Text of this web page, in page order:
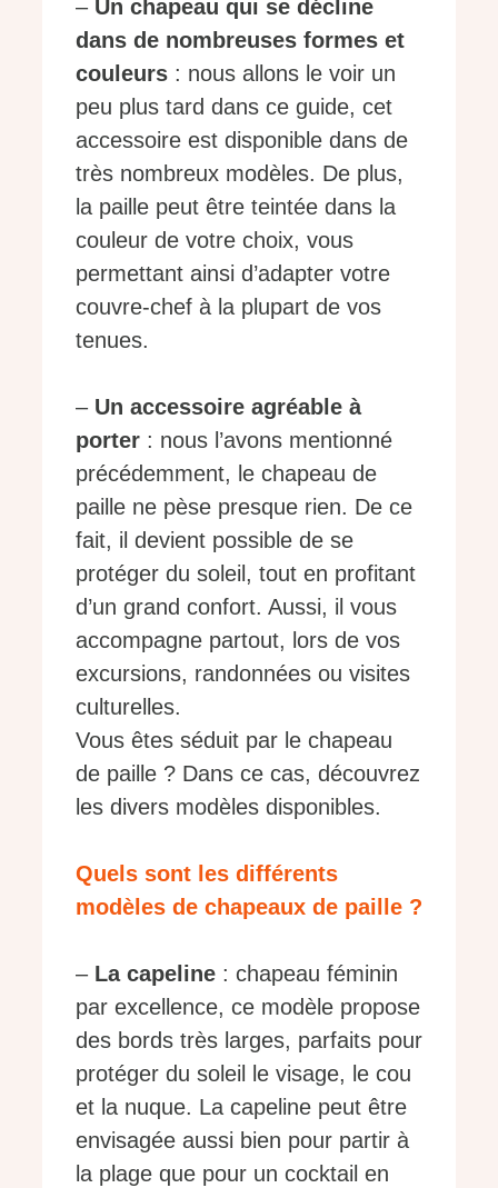
– Un chapeau qui se décline
dans de nombreuses formes et
couleurs : nous allons le voir un
peu plus tard dans ce guide, cet
accessoire est disponible dans de
très nombreux modèles. De plus,
la paille peut être teintée dans la
couleur de votre choix, vous
permettant ainsi d’adapter votre
couvre-chef à la plupart de vos
tenues.
– Un accessoire agréable à
porter : nous l’avons mentionné
précédemment, le chapeau de
paille ne pèse presque rien. De ce
fait, il devient possible de se
protéger du soleil, tout en profitant
d’un grand confort. Aussi, il vous
accompagne partout, lors de vos
excursions, randonnées ou visites
culturelles.
Vous êtes séduit par le chapeau
de paille ? Dans ce cas, découvrez
les divers modèles disponibles.
Quels sont les différents
modèles de chapeaux de paille ?
– La capeline : chapeau féminin
par excellence, ce modèle propose
des bords très larges, parfaits pour
protéger du soleil le visage, le cou
et la nuque. La capeline peut être
envisagée aussi bien pour partir à
la plage que pour un cocktail en